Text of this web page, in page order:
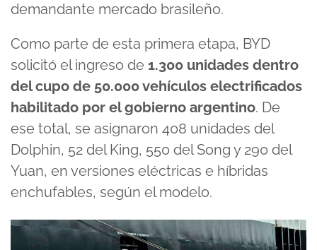
demandante mercado brasileño.
Como parte de esta primera etapa, BYD
solicitó el ingreso de 1.300 unidades dentro
del cupo de 50.000 vehículos electrificados
habilitado por el gobierno argentino. De
ese total, se asignaron 408 unidades del
Dolphin, 52 del King, 550 del Song y 290 del
Yuan, en versiones eléctricas e híbridas
enchufables, según el modelo.